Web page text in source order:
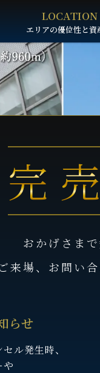
LOCATION
エリアの優位性と資
完
おかげさま
来場、お問い
らせ
ル発生時、
や